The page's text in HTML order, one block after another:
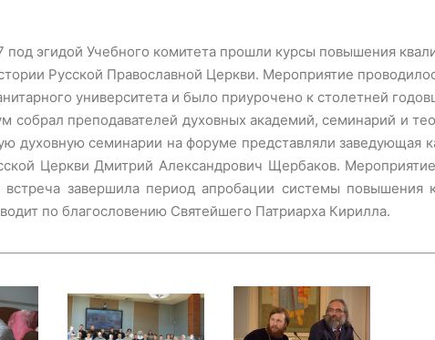
под эгидой Учебного комитета прошли курсы повышения
Русской Православной Церкви. Мероприятие
университета и было приурочено к столетней
собрал преподавателей духовных академий, семинарий и
духовную семинарии на форуме представляли заведующая
Церкви Дмитрий Александрович Щербаков.
завершила период апробации системы повышения
по благословению Святейшего Патриарха Кирилла.